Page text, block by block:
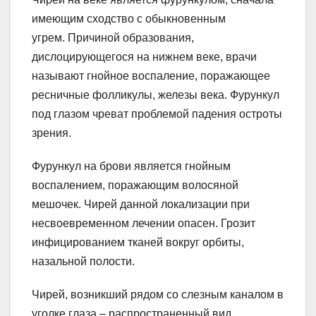
имеющим сходство с обыкновенным
угрем. Причиной образования,
дислоцирующегося на нижнем веке, врачи
называют гнойное воспаление, поражающее
ресничные фолликулы, железы века. Фурункул
под глазом чреват проблемой падения остроты
зрения.
Фурункул на брови является гнойным
воспалением, поражающим волосяной
мешочек. Чирей данной локализации при
несвоевременном лечении опасен. Грозит
инфицированием тканей вокруг орбиты,
назальной полости.
Чирей, возникший рядом со слезным каналом в